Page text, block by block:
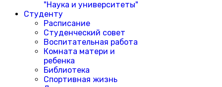
"Наука и университеты"
Студенту
Расписание
Студенческий совет
Воспитательная работа
Комната матери и
ребенка
Библиотека
Спортивная жизнь